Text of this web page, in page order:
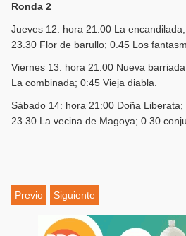
Ronda 2
Jueves 12: hora 21.00 La
23.30 Flor de barullo; 0.45 Los
Viernes 13: hora 21.00 Nueva
La combinada; 0:45 Vieja diabla.
Sábado 14: hora 21:00 Doña
23.30 La vecina de Magoya; 0.30
Previo Siguiente